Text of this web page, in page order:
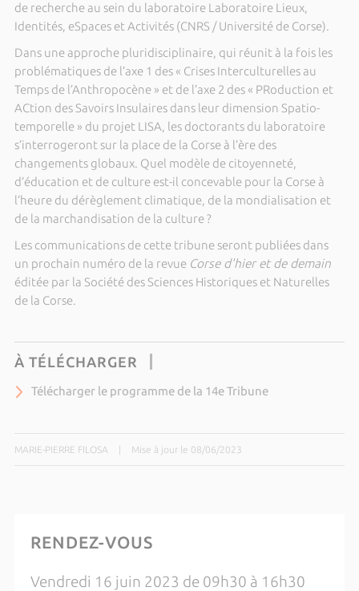
de recherche au sein du laboratoire Laboratoire Lieux,
Identités, eSpaces et Activités (CNRS / Université de Corse).
Dans une approche pluridisciplinaire, qui réunit à la fois les
problématiques de l’axe 1 des « Crises Interculturelles au
Temps de l’Anthropocène » et de l’axe 2 des « PRoduction et
ACtion des Savoirs Insulaires dans leur dimension Spatio-
temporelle » du projet LISA, les doctorants du laboratoire
s’interrogeront sur la place de la Corse à l’ère des
changements globaux. Quel modèle de citoyenneté,
d’éducation et de culture est-il concevable pour la Corse à
l’heure du dérèglement climatique, de la mondialisation et
de la marchandisation de la culture ?
Les communications de cette tribune seront publiées dans
un prochain numéro de la revue Corse d'hier et de demain
éditée par la Société des Sciences Historiques et Naturelles
de la Corse.
À TÉLÉCHARGER
Télécharger le programme de la 14e Tribune
MARIE-PIERRE FILOSA Mise à jour le 08/06/2023
RENDEZ-VOUS
Vendredi 16 juin 2023 de 09h30 à 16h30